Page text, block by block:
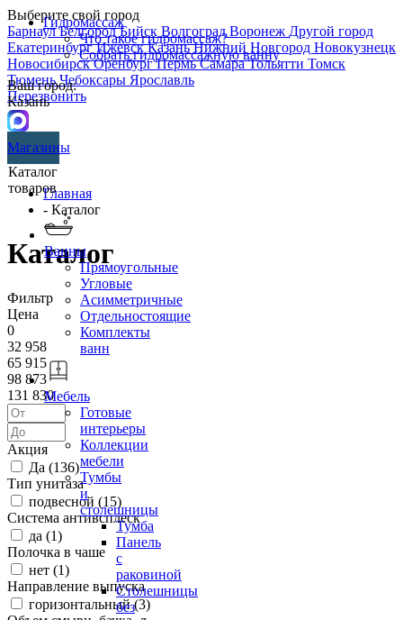
Выберите свой город
БарнаулБелгородБийск ВолгоградВоронеж Другой город
ЕкатеринбургИжевскКазаньНижний Новгород Новокузнецк
НовосибирскОренбургПермьСамараТольятти Томск
ТюменьЧебоксары Ярославль
Перезвонить
Гидромассаж
Что такое гидромассаж?
Собрать гидромассажную ванну
Ваш город:
Казань
Магазины
Каталог
товаров
Ванны
Прямоугольные
Угловые
Асимметричные
Отдельностоящие
Комплекты
ванн
Мебель
Готовые
интерьеры
Коллекции
мебели
Тумбы
и
столешницы
Тумба
Панель
с
раковиной
Столешницы
без
Главная
- Каталог
Каталог
Фильтр
Цена
0
32 958
65 915
98 873
131 830
Акция
Да (136)
Тип унитаза
подвесной (15)
Система антивсплеск
да (1)
Полочка в чаше
нет (1)
Направление выпуска
горизонтальный (3)